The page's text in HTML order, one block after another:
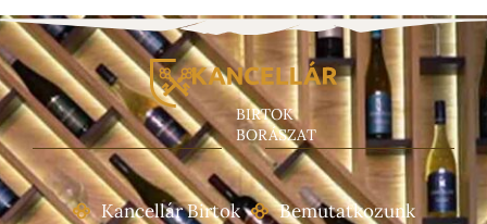
BIRTOK
BORÁSZAT
Kancellár Birtok
Bemutatkozunk